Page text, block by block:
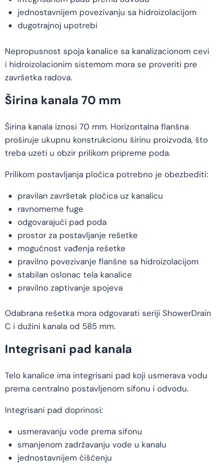
jednostavnijem povezivanju sa hidroizolacijom
dugotrajnoj upotrebi
Nepropusnost spoja kanalice sa kanalizacionom cevi
i hidroizolacionim sistemom mora se proveriti pre
završetka radova.
Širina kanala 70 mm
Širina kanala iznosi 70 mm. Horizontalna flanšna
proširuje ukupnu konstrukcionu širinu proizvoda, što
treba uzeti u obzir prilikom pripreme poda.
Prilikom postavljanja pločica potrebno je obezbediti:
pravilan završetak pločica uz kanalicu
ravnomerne fuge
odgovarajući pad poda
prostor za postavljanje rešetke
mogućnost vađenja rešetke
pravilno povezivanje flanšne sa hidroizolacijom
stabilan oslonac tela kanalice
pravilno zaptivanje spojeva
Odabrana rešetka mora odgovarati seriji ShowerDrain
C i dužini kanala od 585 mm.
Integrisani pad kanala
Telo kanalice ima integrisani pad koji usmerava vodu
prema centralno postavljenom sifonu i odvodu.
Integrisani pad doprinosi:
usmeravanju vode prema sifonu
smanjenom zadržavanju vode u kanalu
jednostavnijem čišćenju